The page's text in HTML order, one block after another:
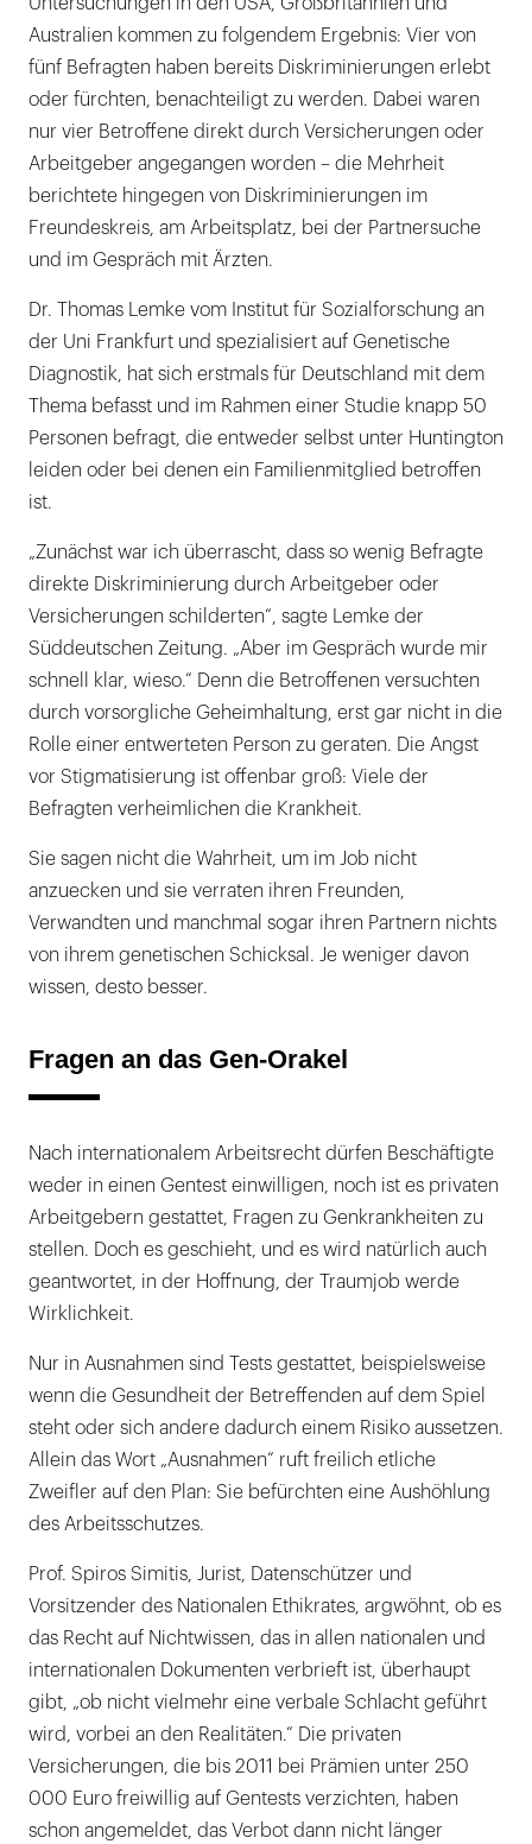
Australien kommen zu folgendem Ergebnis: Vier von
fünf Befragten haben bereits Diskriminierungen erlebt
oder fürchten, benachteiligt zu werden. Dabei waren
nur vier Betroffene direkt durch Versicherungen oder
Arbeitgeber angegangen worden – die Mehrheit
berichtete hingegen von Diskriminierungen im
Freundeskreis, am Arbeitsplatz, bei der Partnersuche
und im Gespräch mit Ärzten.
Dr. Thomas Lemke vom Institut für Sozialforschung an
der Uni Frankfurt und spezialisiert auf Genetische
Diagnostik, hat sich erstmals für Deutschland mit dem
Thema befasst und im Rahmen einer Studie knapp 50
Personen befragt, die entweder selbst unter Huntington
leiden oder bei denen ein Familienmitglied betroffen
ist.
„Zunächst war ich überrascht, dass so wenig Befragte
direkte Diskriminierung durch Arbeitgeber oder
Versicherungen schilderten“, sagte Lemke der
Süddeutschen Zeitung. „Aber im Gespräch wurde mir
schnell klar, wieso.“ Denn die Betroffenen versuchten
durch vorsorgliche Geheimhaltung, erst gar nicht in die
Rolle einer entwerteten Person zu geraten. Die Angst
vor Stigmatisierung ist offenbar groß: Viele der
Befragten verheimlichen die Krankheit.
Sie sagen nicht die Wahrheit, um im Job nicht
anzuecken und sie verraten ihren Freunden,
Verwandten und manchmal sogar ihren Partnern nichts
von ihrem genetischen Schicksal. Je weniger davon
wissen, desto besser.
Fragen an das Gen-Orakel
Nach internationalem Arbeitsrecht dürfen Beschäftigte
weder in einen Gentest einwilligen, noch ist es privaten
Arbeitgebern gestattet, Fragen zu Genkrankheiten zu
stellen. Doch es geschieht, und es wird natürlich auch
geantwortet, in der Hoffnung, der Traumjob werde
Wirklichkeit.
Nur in Ausnahmen sind Tests gestattet, beispielsweise
wenn die Gesundheit der Betreffenden auf dem Spiel
steht oder sich andere dadurch einem Risiko aussetzen.
Allein das Wort „Ausnahmen“ ruft freilich etliche
Zweifler auf den Plan: Sie befürchten eine Aushöhlung
des Arbeitsschutzes.
Prof. Spiros Simitis, Jurist, Datenschützer und
Vorsitzender des Nationalen Ethikrates, argwöhnt, ob es
das Recht auf Nichtwissen, das in allen nationalen und
internationalen Dokumenten verbrieft ist, überhaupt
gibt, „ob nicht vielmehr eine verbale Schlacht geführt
wird, vorbei an den Realitäten.“ Die privaten
Versicherungen, die bis 2011 bei Prämien unter 250
000 Euro freiwillig auf Gentests verzichten, haben
schon angemeldet, das Verbot dann nicht länger